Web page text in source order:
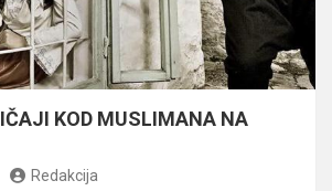
KOD MUSLIMANA NA
Redakcija